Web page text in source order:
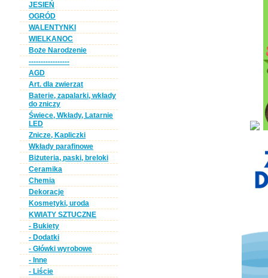
JESIEŃ
OGRÓD
WALENTYNKI
WIELKANOC
Boże Narodzenie
-----------------
AGD
Art. dla zwierząt
Baterie, zapalarki, wkłady
do zniczy
Świece, Wkłady, Latarnie
LED
Znicze, Kapliczki
Wkłady parafinowe
Biżuteria, paski, breloki
Ceramika
Chemia
Dekoracje
Kosmetyki, uroda
KWIATY SZTUCZNE
- Bukiety
- Dodatki
- Główki wyrobowe
- Inne
- Liście